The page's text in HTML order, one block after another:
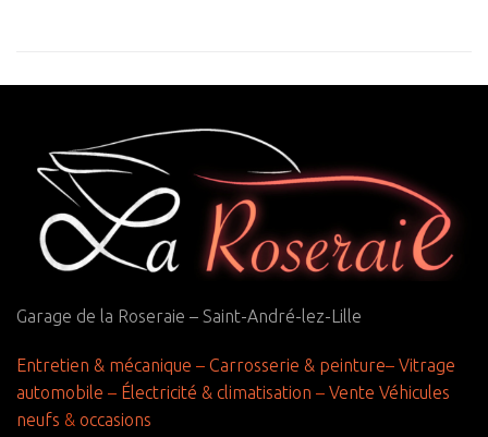
Garage de la Roseraie – Saint-André-lez-Lille
Entretien & mécanique – Carrosserie & peinture– Vitrage
automobile – Électricité & climatisation – Vente Véhicules
neufs & occasions